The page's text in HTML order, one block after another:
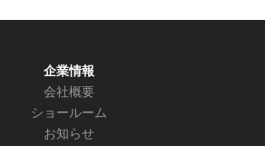
企業情報
会社概要
ショールーム
お知らせ